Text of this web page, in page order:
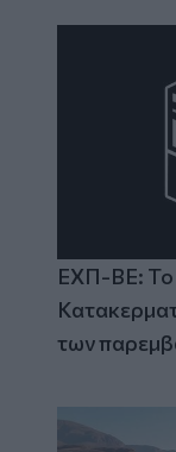
ΕΧΠ-ΒΕ: Το
των